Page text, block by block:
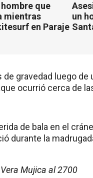
que
mientras
en Paraje
un
gravedad luego de
ocurrió cerca de
de bala en el
durante la
Mujica al 2700